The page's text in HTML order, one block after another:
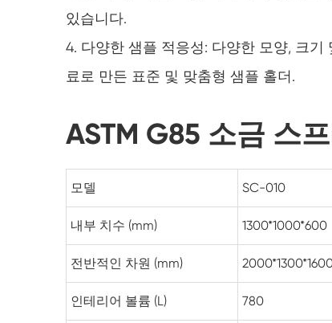
있습니다.
4. 다양한 샘플 적응성: 다양한 모양, 크
료로 만든 표준 및 맞춤형 샘플 홀더.
ASTM G85 소금 스
모델 SC-010
내부 치수 (mm) 1300*1000*600
전반적인 차원 (mm)
인테리어 볼륨 (L) 780